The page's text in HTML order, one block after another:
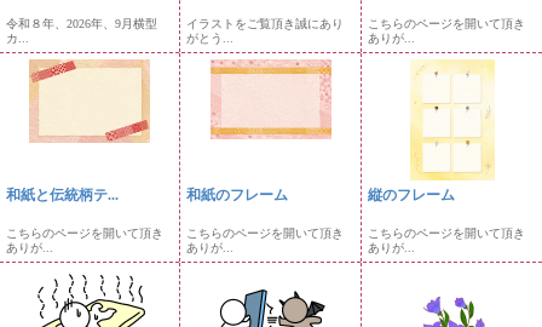
令和８年、2026年、9月横型
カ...
イラストをご覧頂き誠にあり
がとう...
こちらのページを開いて頂き
ありが...
和紙と伝統柄テ...
こちらのページを開いて頂き
ありが...
和紙のフレーム
こちらのページを開いて頂き
ありが...
縦のフレーム
こちらのページを開いて頂き
ありが...